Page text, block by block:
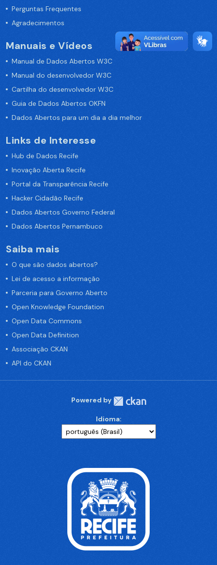
Perguntas Frequentes
Agradecimentos
Manuais e Vídeos
Manual de Dados Abertos W3C
Manual do desenvolvedor W3C
Cartilha do desenvolvedor W3C
Guia de Dados Abertos OKFN
Dados Abertos para um dia a dia melhor
Links de Interesse
Hub de Dados Recife
Inovação Aberta Recife
Portal da Transparência Recife
Hacker Cidadão Recife
Dados Abertos Governo Federal
Dados Abertos Pernambuco
Saiba mais
O que são dados abertos?
Lei de acesso a informação
Parceria para Governo Aberto
Open Knowledge Foundation
Open Data Commons
Open Data Definition
Associação CKAN
API do CKAN
Powered by
Idioma